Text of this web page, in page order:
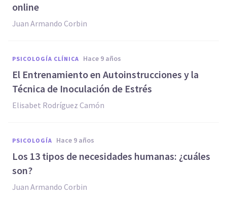
online
Juan Armando Corbin
PSICOLOGÍA CLÍNICA hace 9 años
El Entrenamiento en Autoinstrucciones y la
Técnica de Inoculación de Estrés
Elisabet Rodríguez Camón
PSICOLOGÍA hace 9 años
​Los 13 tipos de necesidades humanas: ¿cuáles
son?
Juan Armando Corbin